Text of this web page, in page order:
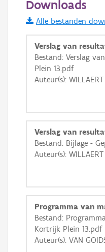
Informatie
i
+
Basis Lagen
Ortho
GRB-
Downloads
Alle bestanden
Verslag van
Bestand: Verslag
Plein 13.pdf
Auteur(s):
Verslag van
Bestand: Bijlage -
Auteur(s):
Programma van
Bestand:
Kortrijk Plein 13.pdf
Auteur(s): VAN